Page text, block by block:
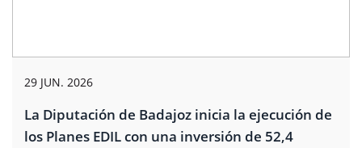
29 JUN. 2026
La Diputación de Badajoz inicia la ejecución de
los Planes EDIL con una inversión de 52,4